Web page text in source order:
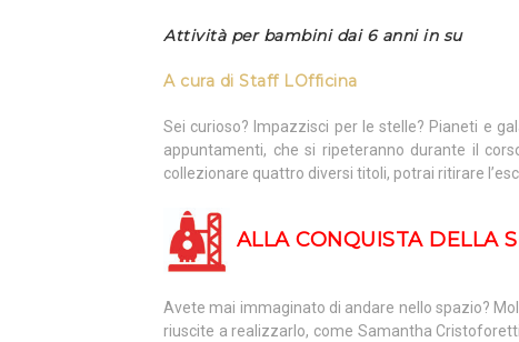
Attività per bambini dai 6 anni in su
A cura di Staff LOfficina
Sei curioso? Impazzisci per le stelle? Pianeti e
appuntamenti, che si ripeteranno durante il
collezionare quattro diversi titoli, potrai ritirare
ALLA CONQUISTA DELLA
Avete mai immaginato di andare nello spazio?
riuscite a realizzarlo, come Samantha